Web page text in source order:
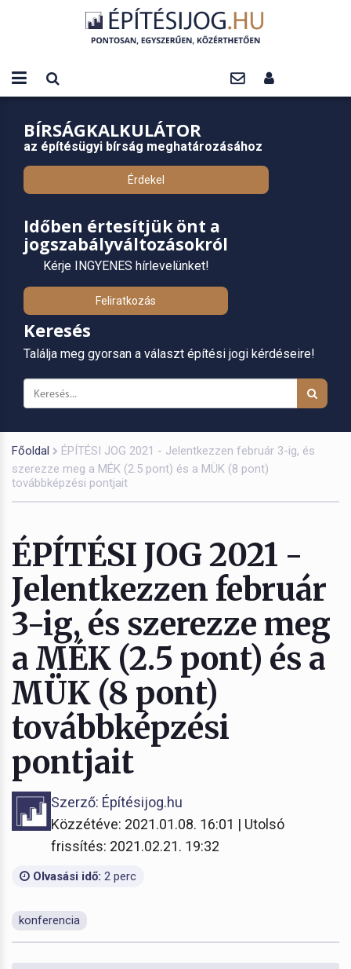
BÍRSÁGKALKULÁTOR
az építésügyi bírság meghatározásához
Érdekel
Időben értesítjük önt a
jogszabályváltozásokról
Kérje INGYENES hírlevelünket!
Feliratkozás
Keresés
Találja meg gyorsan a választ építési jogi kérdéseire!
Főoldal
ÉPÍTÉSI JOG 2021 - Jelentkezzen február 3-ig, és
szerezze meg a MÉK (2.5 pont) és a MÜK (8 pont)
továbbképzési pontjait
ÉPÍTÉSI JOG 2021 -
Jelentkezzen február
3-ig, és szerezze meg
a MÉK (2.5 pont) és a
MÜK (8 pont)
továbbképzési
pontjait
Szerző: Építésijog.hu
Közzétéve: 2021.01.08. 16:01 | Utolsó
frissítés: 2021.02.21. 19:32
Olvasási idő: 2 perc
konferencia